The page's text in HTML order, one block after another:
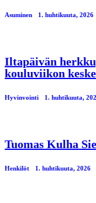
Asuminen 1. huhtikuuta, 2026
Iltapäivän
kouluviikon
Hyvinvointi 1. huhtikuuta,
Tuomas Kulha
Henkilöt 1. huhtikuuta, 2026